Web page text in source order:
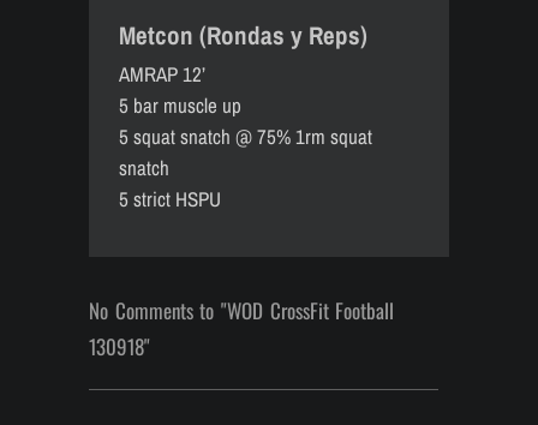
Metcon (Rondas y Reps)
AMRAP 12’
5 bar muscle up
5 squat snatch @ 75% 1rm squat
snatch
5 strict HSPU
No Comments to "WOD CrossFit Football
130918"